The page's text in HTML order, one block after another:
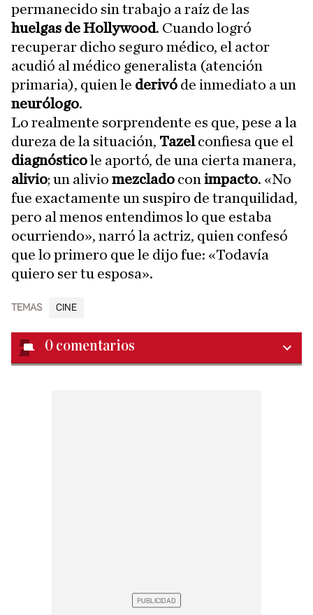
permanecido sin trabajo a raíz de las
huelgas de Hollywood. Cuando logró
recuperar dicho seguro médico, el actor
acudió al médico generalista (atención
primaria), quien le derivó de inmediato a un
neurólogo.
Lo realmente sorprendente es que, pese a la
dureza de la situación, Tazelconfiesa que el
diagnósticole aportó, de una cierta manera,
alivio; un alivio mezclado con impacto. «No
fue exactamente un suspiro de tranquilidad,
pero al menos entendimos lo que estaba
ocurriendo», narró la actriz, quien confesó
que lo primero que le dijo fue: «Todavía
quiero ser tu esposa».
TEMAS CINE
0 comentarios